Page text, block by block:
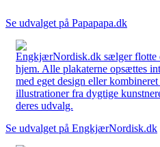
Se udvalget på Papapapa.dk
EngkjærNordisk.dk sælger flotte
hjem. Alle plakaterne opsættes
med eget design eller
illustrationer fra dygtige
deres udvalg.
Se udvalget på EngkjærNordisk.dk